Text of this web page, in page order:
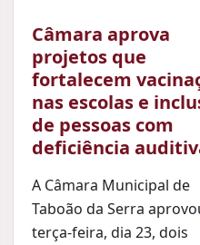
Câmara aprova
projetos que
fortalecem
nas escolas e
de pessoas com
deficiência
A Câmara Municipal de
Taboão da Serra
terça-feira, dia 23, dois